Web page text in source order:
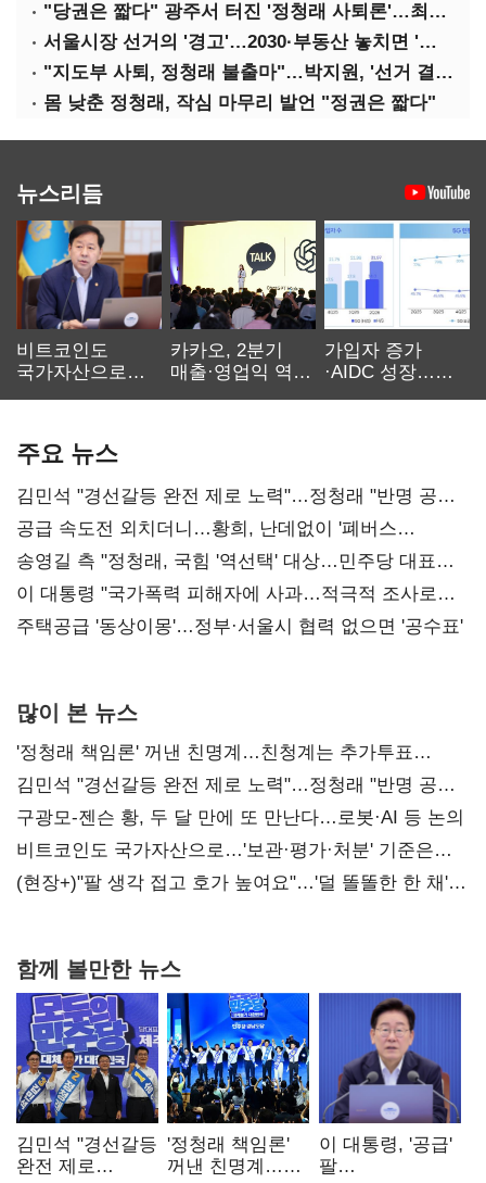
"당권은 짧다" 광주서 터진 '정청래 사퇴론'…최고위 '아수라장'
서울시장 선거의 '경고'…2030·부동산 놓치면 '총선도 대선도' 패배
"지도부 사퇴, 정청래 불출마"…박지원, '선거 결과 책임' 강조
몸 낮춘 정청래, 작심 마무리 발언 "정권은 짧다"
뉴스리듬
비트코인도
국가자산으로…'
카카오, 2분기
매출·영업익 역대
가입자 증가
·AIDC 성장…
주요 뉴스
김민석 "경선갈등 완전 제로 노력"…정청래 "반명 공세
사과부터"
공급 속도전 외치더니…황희, 난데없이 '폐버스
리모델링' 제안
송영길 측 "정청래, 국힘 '역선택' 대상…민주당 대표로
총선 지휘 못해"
이 대통령 "국가폭력 피해자에 사과…적극적 조사로
진실 밝혀야"
주택공급 '동상이몽'…정부·서울시 협력 없으면 '공수표'
많이 본 뉴스
'정청래 책임론' 꺼낸 친명계…친청계는 추가투표
때리기
김민석 "경선갈등 완전 제로 노력"…정청래 "반명 공세
사과부터"
구광모-젠슨 황, 두 달 만에 또 만난다…로봇·AI 등 논의
비트코인도 국가자산으로…'보관·평가·처분' 기준은
숙제
(현장+)"팔 생각 접고 호가 높여요"…'덜 똘똘한 한 채'
함께 볼만한 뉴스
김민석 "경선갈등
완전 제로
'정청래 책임론'
꺼낸 친명계…
이 대통령, '공급'
팔